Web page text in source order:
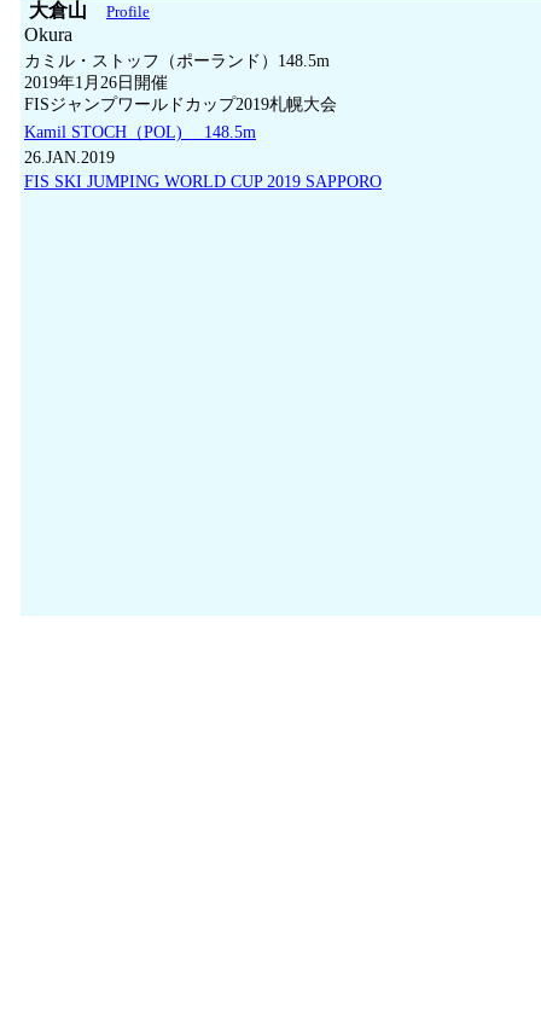
大倉山 Profile
Okura
カミル・ストッフ（ポーランド）148.5m
2019年1月26日開催
FISジャンプワールドカップ2019札幌大会
Kamil STOCH（POL) 148.5m
26.JAN.2019
FIS SKI JUMPING WORLD CUP 2019 SAPPORO